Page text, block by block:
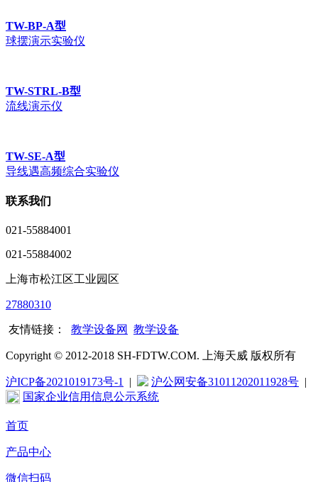
TW-BP-A型
球摆演示实验仪
TW-STRL-B型
流线演示仪
TW-SE-A型
导线遇高频综合实验仪
联系我们
021-55884001
021-55884002
上海市松江区工业园区
27880310
友情链接： 教学设备网 教学设备
Copyright © 2012-2018 SH-FDTW.COM. 上海天威 版权所有
沪ICP备2021019173号-1 | 沪公网安备31011202011928号 |
国家企业信用信息公示系统
首页
产品中心
微信扫码